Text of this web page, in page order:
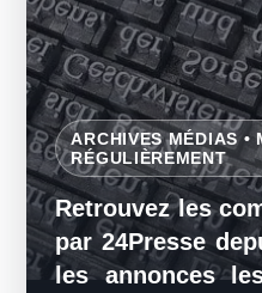
ARCHIVES MÉDIAS •
RÉGULIÈREMENT
Retrouvez les
par 24Presse
les annonces